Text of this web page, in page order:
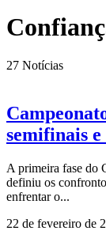
27 Notícias
semifinais
A primeira fase do
definiu os
enfrentar o...
22 de fevereiro de